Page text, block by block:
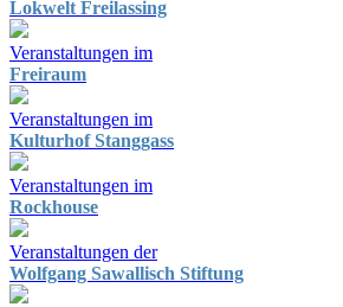
Lokwelt Freilassing
Veranstaltungen im
Freiraum
Veranstaltungen im
Kulturhof Stanggass
Veranstaltungen im
Rockhouse
Veranstaltungen der
Wolfgang Sawallisch Stiftung